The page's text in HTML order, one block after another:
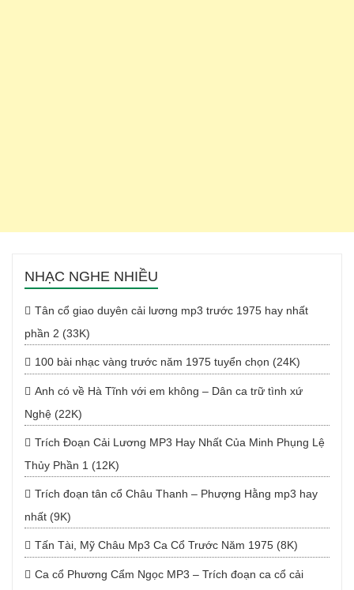
NHẠC NGHE NHIỀU
Tân cổ giao duyên cải lương mp3 trước 1975 hay nhất
phần 2 (33K)
100 bài nhạc vàng trước năm 1975 tuyển chọn (24K)
Anh có về Hà Tĩnh với em không – Dân ca trữ tình xứ
Nghệ (22K)
Trích Đoạn Cải Lương MP3 Hay Nhất Của Minh Phụng Lệ
Thủy Phần 1 (12K)
Trích đoạn tân cổ Châu Thanh – Phượng Hằng mp3 hay
nhất (9K)
Tấn Tài, Mỹ Châu Mp3 Ca Cổ Trước Năm 1975 (8K)
Ca cổ Phương Cẩm Ngọc MP3 – Trích đoạn ca cổ cải